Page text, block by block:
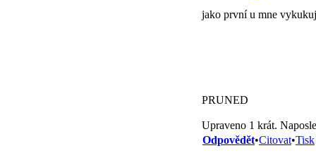
jako první u mne
PRUNED
Upraveno 1 krát.
Odpovědět•Citovat•Tisk